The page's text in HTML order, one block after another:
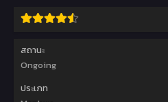
สถานะ
Ongoing
ประเภท